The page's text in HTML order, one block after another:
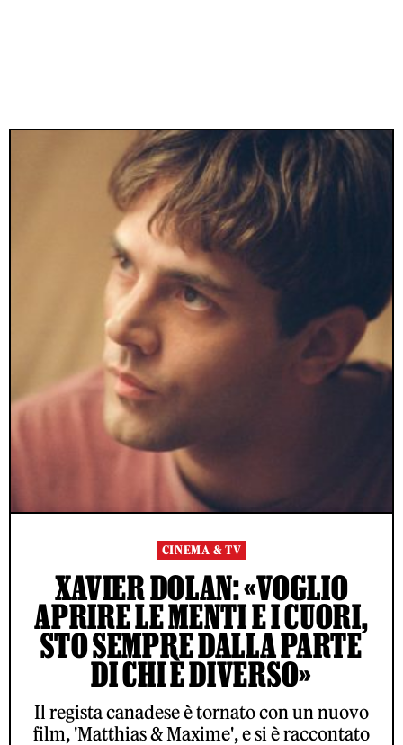
CINEMA & TV
XAVIER DOLAN: «VOGLIO
APRIRE LE MENTI E I CUORI,
STO SEMPRE DALLA PARTE
DI CHI È DIVERSO»
Il regista canadese è tornato con un nuovo
film, 'Matthias & Maxime', e si è raccontato